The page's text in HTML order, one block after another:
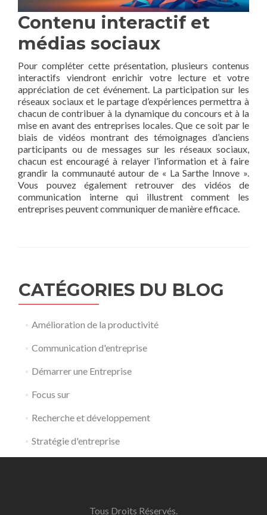
Contenu interactif et
médias sociaux
Pour compléter cette présentation, plusieurs contenus
interactifs viendront enrichir votre lecture et votre
appréciation de cet événement. La participation sur les
réseaux sociaux et le partage d’expériences permettra à
chacun de contribuer à la dynamique du concours et à la
mise en avant des entreprises locales. Que ce soit par le
biais de vidéos montrant des témoignages d’anciens
participants ou de messages sur les réseaux sociaux,
chacun est encouragé à relayer l’information et à faire
grandir la communauté autour de « La Sarthe Innove ».
Vous pouvez également retrouver des vidéos de
communication interne qui illustrent comment les
entreprises peuvent communiquer de manière efficace.
CATÉGORIES DU BLOG
Amélioration de la productivité
Communication d'entreprise
Démarrer une Entreprise
Focus sur
Recherche et développement
Stratégie d'entreprise
Tous Droits Réservés.